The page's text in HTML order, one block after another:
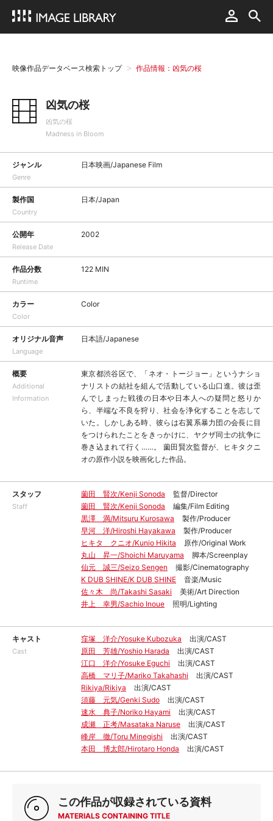
映像作品データベース検索トップ 作品情報：凶気の桜
凶気の桜
凶気の桜
Madness in Bloom
ジャンル
Genre
日本映画/Japanese Film
製作国
Country
日本/Japan
公開年
Release Date
2002
作品分数
Runtime
122 MIN
カラー
Color
Color
オリジナル音声
Language
日本語/Japanese
概要
Additional
Information
東京都渋谷区で、「ネオ・トージョー」というナショ
ナリストの結社を組んで活動している山口進。彼は歪
んでしまった戦後の日本や日本人への疑問と怒りか
ら、半端な不良を狩り、社会を浄化することを志して
いた。しかしある時、彼らは右翼系暴力団の会長に目
をつけられたことをきっかけに、ヤクザ同士の抗争に
巻き込まれて行く……。 薗田賢次監督が、ヒキタクニ
オの原作小説を映画化した作品。
スタッフ
Staff
薗田 賢次/Kenji Sonoda
監督/Director
薗田 賢次/Kenji Sonoda
編集/Film Editing
黒澤 満/Mitsuru Kurosawa
製作/Producer
早河 洋/Hiroshi Hayakawa
製作/Producer
ヒキタ クニオ/Kunio Hikita
原作/Original Work
丸山 昇一/Shoichi Maruyama
脚本/Screenplay
仙元 誠三/Seizo Sengen
撮影/Cinematography
K DUB SHINE/K DUB SHINE
音楽/Music
佐々木 尚/Takashi Sasaki
美術/Art Direction
井上 幸男/Sachio Inoue
照明/Lighting
キャスト
Cast
窪塚 洋介/Yosuke Kubozuka
出演/CAST
原田 芳雄/Yoshio Harada
出演/CAST
江口 洋介/Yosuke Eguchi
出演/CAST
高橋 マリ子/Mariko Takahashi
出演/CAST
Rikiya/Rikiya
出演/CAST
須藤 元気/Genki Sudo
出演/CAST
速水 典子/Noriko Hayami
出演/CAST
成瀬 正考/Masataka Naruse
出演/CAST
峰岸 徹/Toru Minegishi
出演/CAST
本田 博太郎/Hirotaro Honda
出演/CAST
この作品が収録されている資料
MATERIALS CONTAINING TITLE